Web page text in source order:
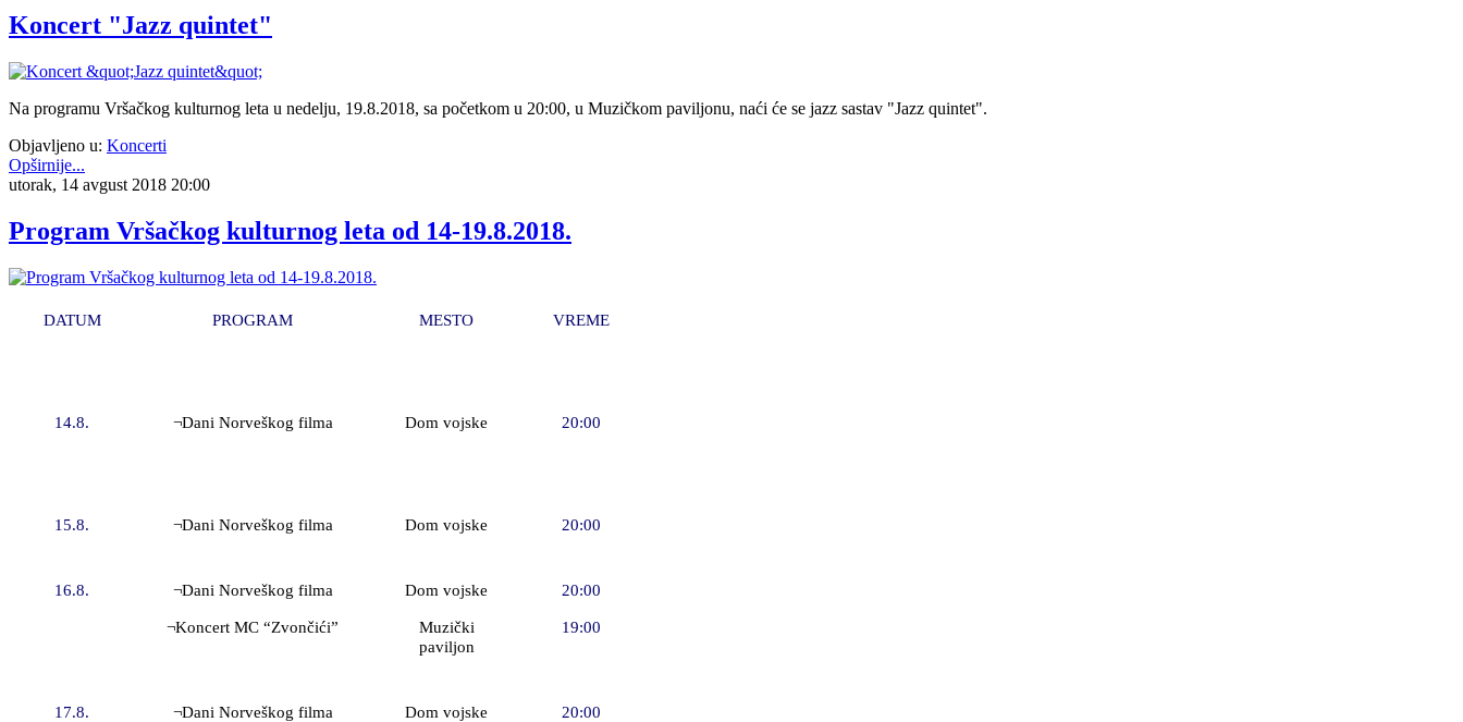
Koncert "Jazz quintet"
Na programu Vršačkog kulturnog leta u nedelju, 19.8.2018, sa početkom u 20:00, u Muzičkom paviljonu, naći će se jazz sastav "Jazz quintet".
Objavljeno u: Koncerti
Opširnije...
utorak, 14 avgust 2018 20:00
Program Vršačkog kulturnog leta od 14-19.8.2018.
DATUM PROGRAM MESTO VREME
14.8. ¬Dani Norveškog filma Dom vojske 20:00
15.8. ¬Dani Norveškog filma Dom vojske 20:00
16.8. ¬Dani Norveškog filma
¬Koncert MC “Zvončići”
Dom vojske
Muzički
paviljon
20:00
19:00
17.8. ¬Dani Norveškog filma Dom vojske 20:00
11.8. ￢DANI
izložba
Kavandoli”
￢Večernja
“CRVENI
ŠEŠIR”
Dom
vojske
20:00
12.8.
¬DANI
Kavandoli”
20:00